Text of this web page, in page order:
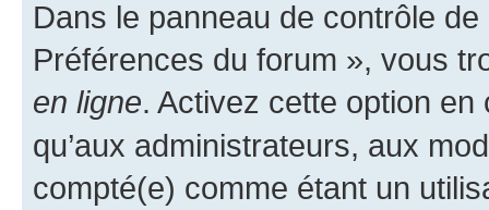
Dans le panneau de contrôle
Préférences du forum », vous
en ligne. Activez cette option
qu’aux administrateurs, aux
compté(e) comme étant un